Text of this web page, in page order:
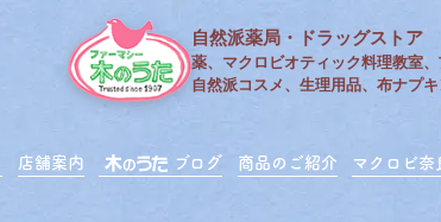
自然派薬局・ドラッグストア
薬、マクロビオティック料理教室
自然派コスメ、生理用品、布ナプ
店舗案内 ブログ 商品のご紹介 マクロビ奈